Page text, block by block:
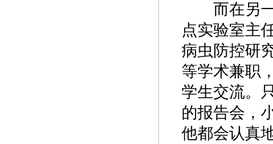
而在另一
点实验室主
病虫防控研
等学术兼职
学生交流。
的报告会，
他都会认真